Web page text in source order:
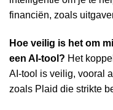
financiën, zoals
Hoe veilig is het om
een AI-tool? Het
AI-tool is veilig, vooral
zoals Plaid die strikte